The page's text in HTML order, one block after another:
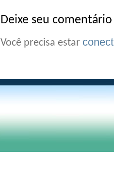
Deixe seu comentário
Você precisa estar